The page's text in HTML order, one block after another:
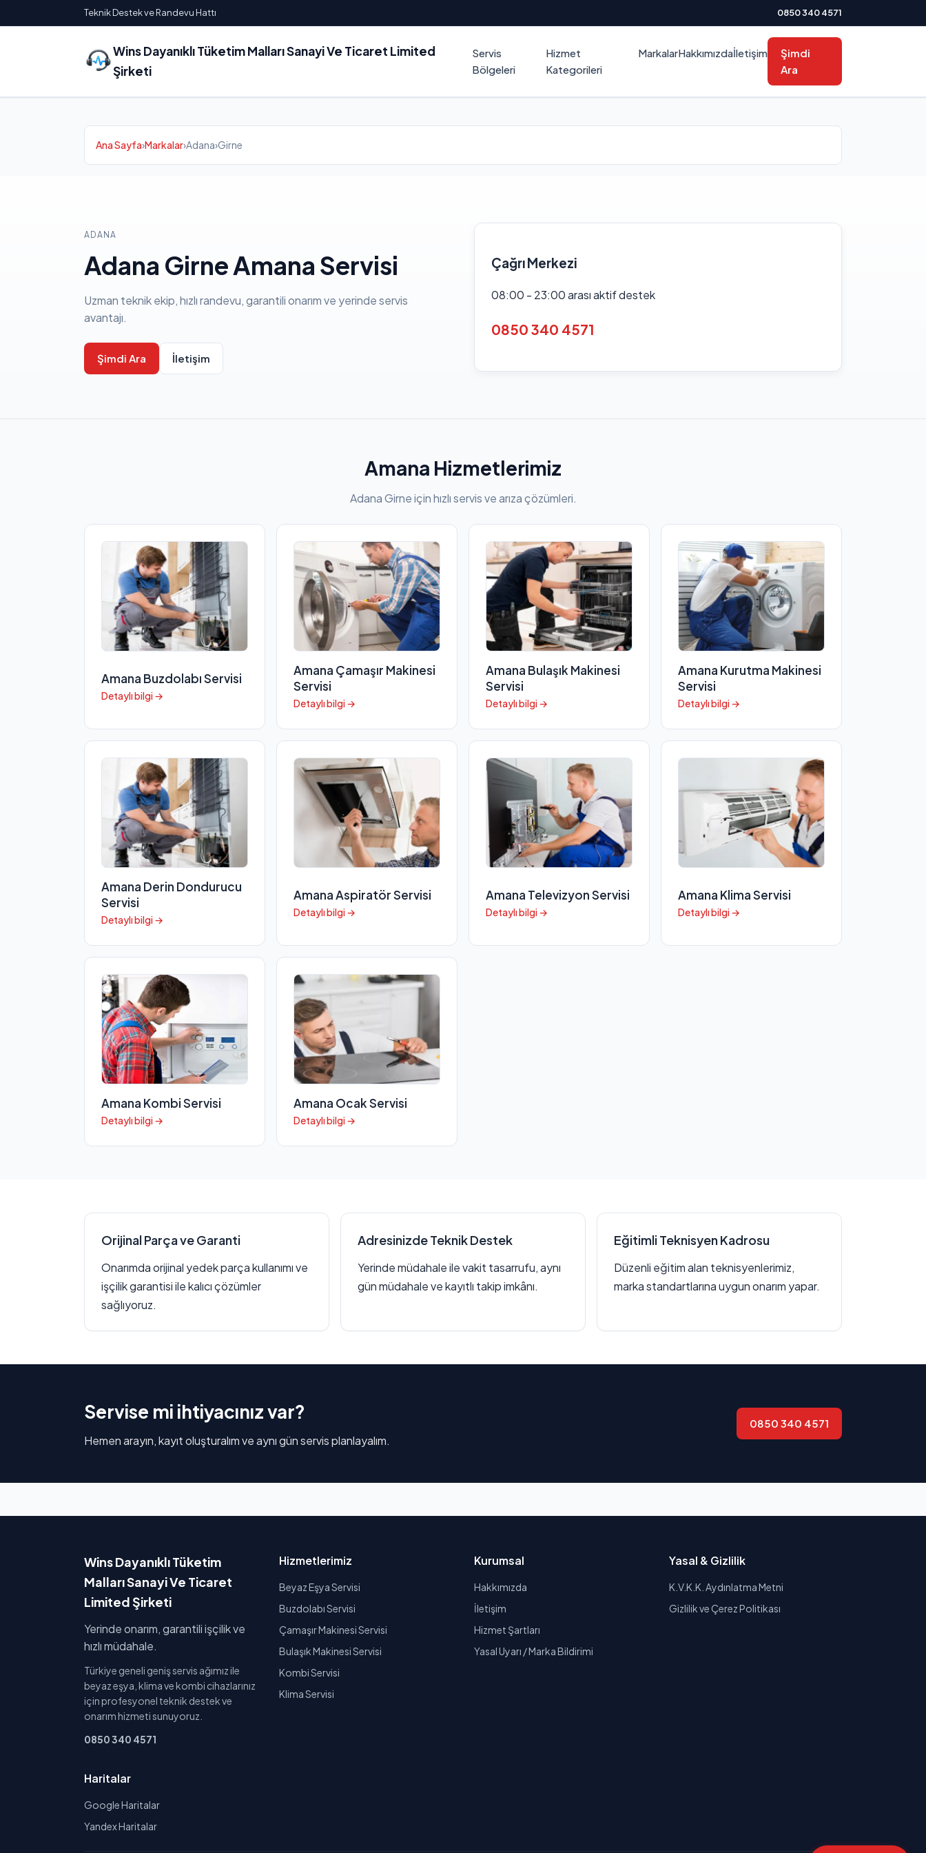
Teknik Destek ve Randevu Hattı 0850 340 4571
Wins Dayanıklı Tüketim Malları Sanayi Ve Ticaret Limited
Şirketi
Servis
Bölgeleri
Hizmet
Kategorileri
MarkalarHakkımızdaİletişim
Şimdi
Ara
Ana Sayfa›Markalar›Adana›Girne
ADANA
Adana Girne Amana Servisi
Uzman teknik ekip, hızlı randevu, garantili onarım ve yerinde servis
avantajı.
Şimdi Ara İletişim
Çağrı Merkezi
08:00 - 23:00 arası aktif destek
0850 340 4571
Amana Hizmetlerimiz
Adana Girne için hızlı servis ve arıza çözümleri.
Amana Buzdolabı Servisi
Detaylı bilgi →
Amana Çamaşır Makinesi
Servisi
Detaylı bilgi →
Amana Bulaşık Makinesi
Servisi
Detaylı bilgi →
Amana Kurutma Makinesi
Servisi
Detaylı bilgi →
Amana Derin Dondurucu
Servisi
Detaylı bilgi →
Amana Aspiratör Servisi
Detaylı bilgi →
Amana Televizyon Servisi
Detaylı bilgi →
Amana Klima Servisi
Detaylı bilgi →
Amana Kombi Servisi
Detaylı bilgi →
Amana Ocak Servisi
Detaylı bilgi →
Orijinal Parça ve Garanti
Onarımda orijinal yedek parça kullanımı ve
işçilik garantisi ile kalıcı çözümler
sağlıyoruz.
Adresinizde Teknik Destek
Yerinde müdahale ile vakit tasarrufu, aynı
gün müdahale ve kayıtlı takip imkânı.
Eğitimli Teknisyen Kadrosu
Düzenli eğitim alan teknisyenlerimiz,
marka standartlarına uygun onarım yapar.
Servise mi ihtiyacınız var?
Hemen arayın, kayıt oluşturalım ve aynı gün servis planlayalım.
0850 340 4571
Wins Dayanıklı Tüketim
Malları Sanayi Ve Ticaret
Limited Şirketi
Yerinde onarım, garantili işçilik ve
hızlı müdahale.
Türkiye geneli geniş servis ağımız ile
beyaz eşya, klima ve kombi cihazlarınız
için profesyonel teknik destek ve
onarım hizmeti sunuyoruz.
0850 340 4571
Hizmetlerimiz
Beyaz Eşya Servisi
Buzdolabı Servisi
Çamaşır Makinesi Servisi
Bulaşık Makinesi Servisi
Kombi Servisi
Klima Servisi
Kurumsal
Hakkımızda
İletişim
Hizmet Şartları
Yasal Uyarı / Marka Bildirimi
Yasal & Gizlilik
K.V.K.K. Aydınlatma Metni
Gizlilik ve Çerez Politikası
Haritalar
Google Haritalar
Yandex Haritalar